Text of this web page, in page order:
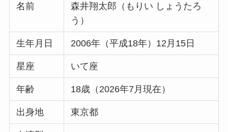
名前
森井翔太郎（もりい しょうたろ
う）
生年月日 2006年（平成18年）12月15日
星座 いて座
年齢 18歳（2026年7月現在）
出身地 東京都